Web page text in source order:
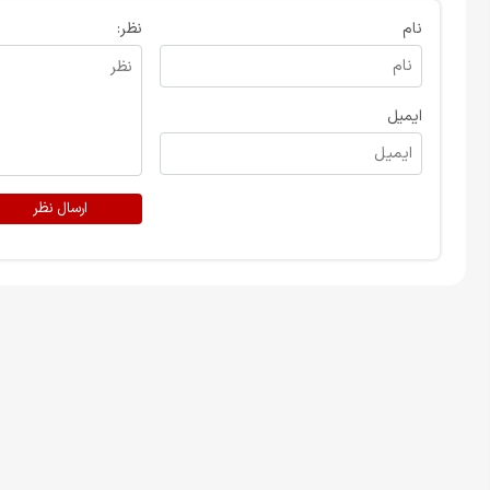
نام
ایمیل
نظر:
ارسال نظر